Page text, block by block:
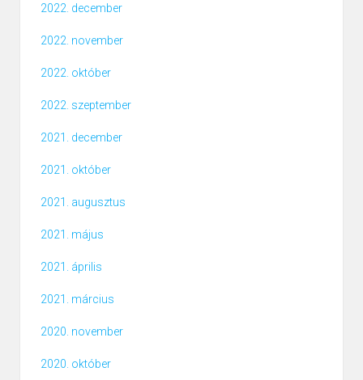
2022. december
2022. november
2022. október
2022. szeptember
2021. december
2021. október
2021. augusztus
2021. május
2021. április
2021. március
2020. november
2020. október